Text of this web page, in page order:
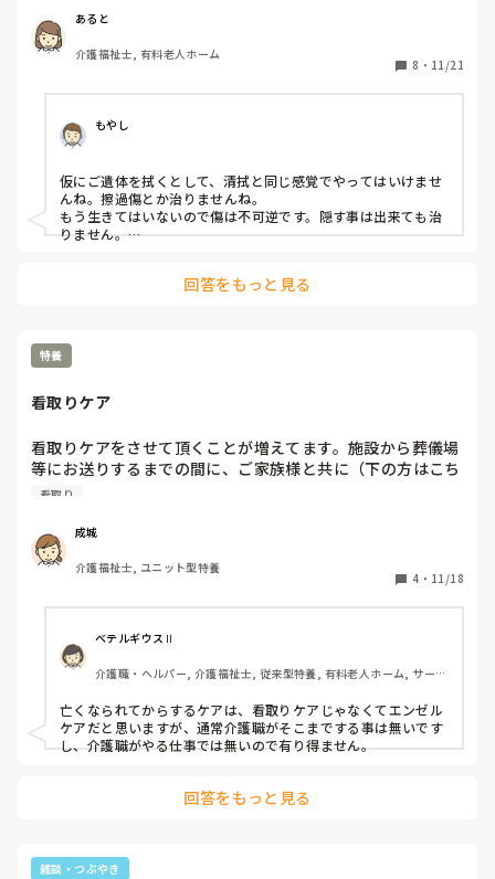
今まで看取りについて、エンゼルケアに携わったのは本当に
数えるほどで2回程度しかありません。
それもスキルとして数えられるため、医療院などでは
経験値としては本当に無いものとなってしまいます。
「使える」と思われてしまって本当に残念です。
私は看取りの方には最後の最後まで話し掛けながら介助して
ます。それだけで私の日には何事も起きません。
亡くなる事がスキルになるなんて、因果だなーとつくづく思
なくても大丈夫だよと言ってくれたりするものの、
いやいや、違うでしょとツッコミたくなる事もあります。
どのように考えれば気持ちの整理がつくものでしょうか。
あると
介護福祉士, 有料老人ホーム
8 ・ 11/21
もやし
仮にご遺体を拭くとして、清拭と同じ感覚でやってはいけませ
んね。擦過傷とか治りませんね。
もう生きてはいないので傷は不可逆です。隠す事は出来ても治
りません。
です。
れば、まずは看取りケアの重要性を伝えて、より本来の緩和ケ
アをしている方が使えませんか？
こちらの投稿を拝見する限り、ただいつもと変わらず身体を拭
いているような心構えより有意義なはずです。
気持ちの整理については失礼ながら、まだ知らない事が多い為
知識がつけば感情や情報の取捨選択が出来ますからね。
上から目線で誠に申し訳ございませんでした。
回答をもっと見る
特養
看取りケア
看取りケアをさせて頂くことが増えてます。施設から葬儀場
等にお送りするまでの間に、ご家族様と共に（下の方はこち
らで対応）清拭をし、生前ご本人さんが選んでいただき衣類
ます。こちらで化粧等あまりすると、葬儀場です湯かんをす
る際に落ちなくて迷惑をかけると聞き、化粧は施し程度です
が。
皆さんの施設でお看取りした後、どの様な対応をしてるかご
参考までに教えていただけるとありがたいです。
看取り
成城
介護福祉士, ユニット型特養
4 ・ 11/18
ベテルギウスⅡ
介護職・ヘルパー, 介護福祉士, 従来型特養, 有料老人ホーム, サービ
ット型特養
亡くなられてからするケアは、看取りケアじゃなくてエンゼル
ケアだと思いますが、通常介護職がそこまでする事は無いです
し、介護職がやる仕事では無いので有り得ません。
回答をもっと見る
雑談・つぶやき